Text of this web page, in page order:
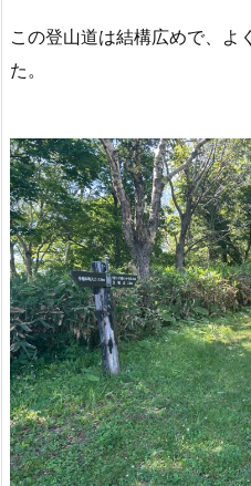
この登山道は結構広めで、よ
た。